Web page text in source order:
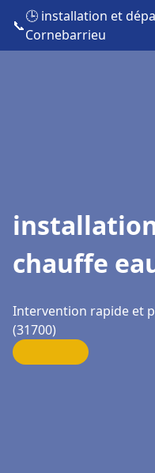
📞
🕒 installation et
Cornebarrieu
chauffe
Intervention rapide et
(31700)